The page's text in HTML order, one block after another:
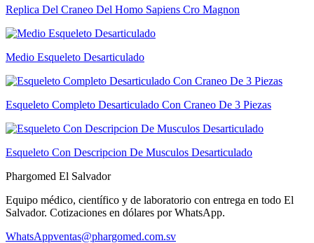
Replica Del Craneo Del Homo Sapiens Cro Magnon
Medio Esqueleto Desarticulado
Esqueleto Completo Desarticulado Con Craneo De 3 Piezas
Esqueleto Con Descripcion De Musculos Desarticulado
Phargomed El Salvador
Equipo médico, científico y de laboratorio con entrega en todo El
Salvador. Cotizaciones en dólares por WhatsApp.
WhatsAppventas@phargomed.com.sv